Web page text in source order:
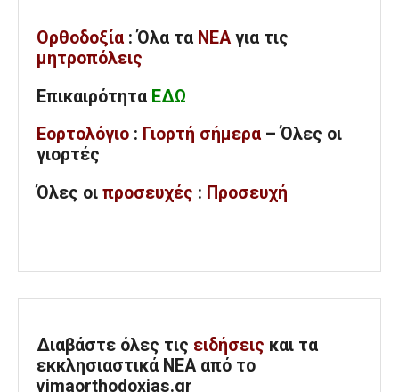
Ορθοδοξία : Όλα τα ΝΕΑ για τις
μητροπόλεις
Επικαιρότητα ΕΔΩ
Εορτολόγιο : Γιορτή σήμερα – Όλες οι
γιορτές
Όλες οι προσευχές : Προσευχή
Διαβάστε όλες τις ειδήσεις και τα
εκκλησιαστικά ΝΕΑ από το
vimaorthodoxias.gr